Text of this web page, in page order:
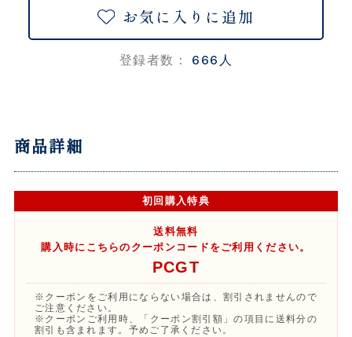
お気に入りに追加
登録者数： 666人
商品詳細
初回購入特典
送料無料
購入時にこちらのクーポンコードをご利用ください。
PCGT
※クーポンをご利用にならない場合は、割引されませんので
ご注意ください。
※クーポンご利用時、「クーポン割引額」の項目に送料分の
割引も含まれます。予めご了承ください。